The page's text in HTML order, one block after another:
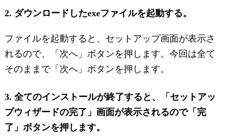
2. ダウンロードしたexeファイルを起動する。
ファイルを起動すると、セットアップ画面が表示さ
れるので、「次へ」ボタンを押します。今回は全て
そのままで「次へ」ボタンを押します。
3. 全てのインストールが終了すると、「セットアッ
プウィザードの完了」画面が表示されるので「完
了」ボタンを押します。